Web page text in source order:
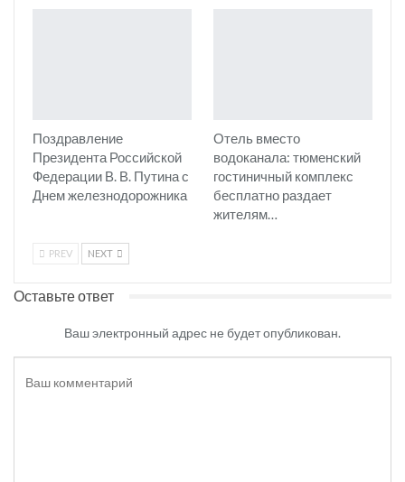
Поздравление
Президента Российской
Федерации В. В. Путина с
Днем железнодорожника
Отель вместо
водоканала: тюменский
гостиничный комплекс
бесплатно раздает
жителям…
PREV NEXT
Оставьте ответ
Ваш электронный адрес не будет опубликован.